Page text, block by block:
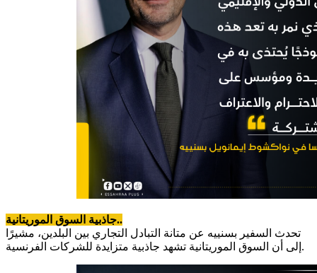
جاذبية السوق الموريتانية..
تحدث السفير بسنييه عن متانة التبادل التجاري بين البلدين، مشيرًا
إلى أن السوق الموريتانية تشهد جاذبية متزايدة للشركات الفرنسية.